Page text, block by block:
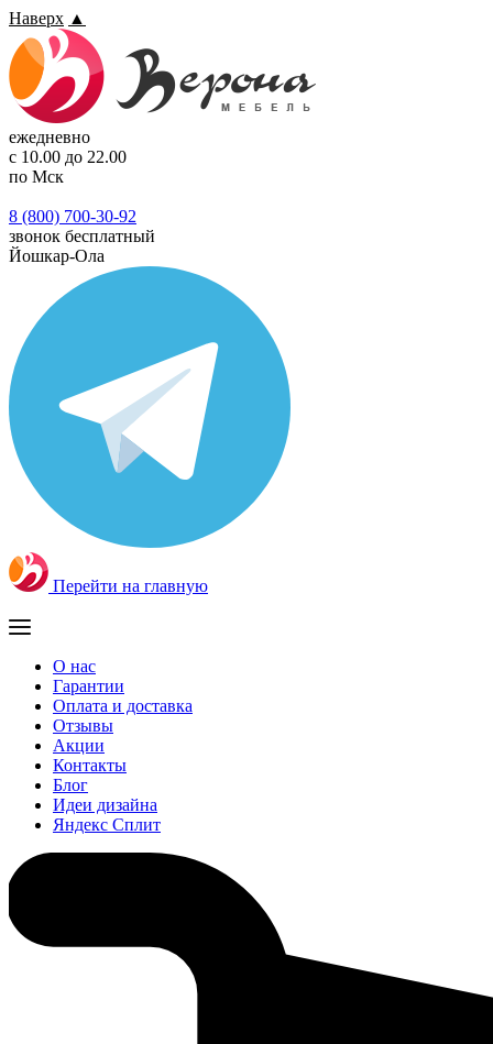
Наверх ▲
ежедневно
с 10.00 до 22.00
по Мск
8 (800) 700-30-92
звонок бесплатный
Йошкар-Ола
Перейти на главную
О нас
Гарантии
Оплата и доставка
Отзывы
Акции
Контакты
Блог
Идеи дизайна
Яндекс Сплит